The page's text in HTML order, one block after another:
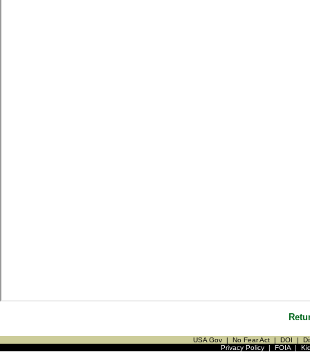
USA Gov | No Fear Act | DOI |
Privacy Policy| FOIA|